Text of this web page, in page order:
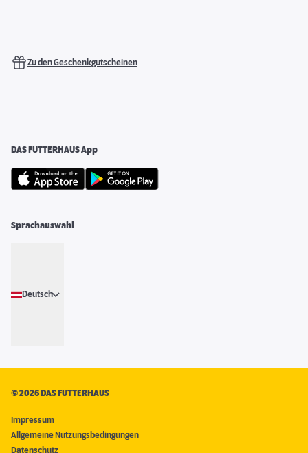
Zu den Geschenkgutscheinen
DAS FUTTERHAUS App
Sprachauswahl
Deutsch
©2026 DAS FUTTERHAUS
Impressum
Allgemeine Nutzungsbedingungen
Datenschutz